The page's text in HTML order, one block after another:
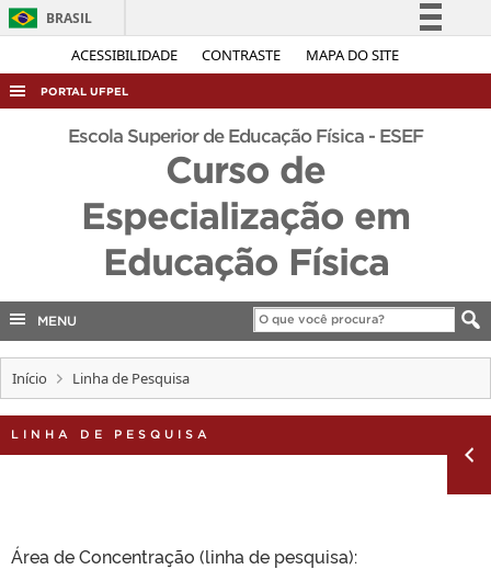
ACESSIBILIDADE CONTRASTE MAPA DO SITE
BRASIL
Simplifique!
Acesso à informação
Legislação
Canais
PORTAL UFPEL
ACESSO À INFORMAÇÃO
COBALTO
INTERNACIONAL
Escola Superior de Educação Física - ESEF
Curso de
Especialização em
Educação Física
MENU
Início Linha de Pesquisa
LINHA DE PESQUISA
Área de Concentração (linha de pesquisa):